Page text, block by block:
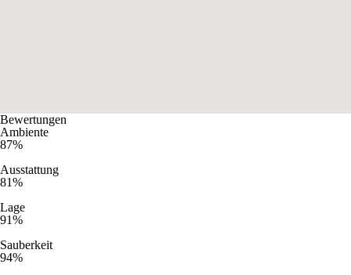
Bewertungen
Ambiente
87%
Ausstattung
81%
Lage
91%
Sauberkeit
94%